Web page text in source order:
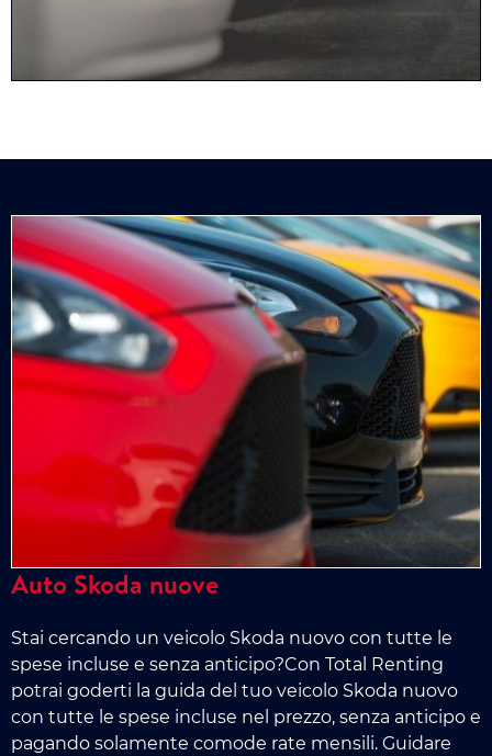
Auto Skoda nuove
Stai cercando un veicolo Skoda nuovo con tutte le
spese incluse e senza anticipo?Con Total Renting
potrai goderti la guida del tuo veicolo Skoda nuovo
con tutte le spese incluse nel prezzo, senza anticipo e
pagando solamente comode rate mensili. Guidare